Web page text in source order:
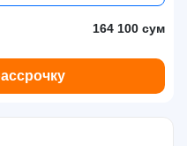
164 100 сум